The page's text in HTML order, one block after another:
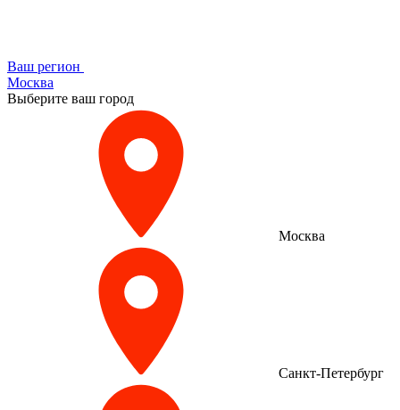
Ваш регион
Москва
Выберите ваш город
Москва
Санкт-Петербург